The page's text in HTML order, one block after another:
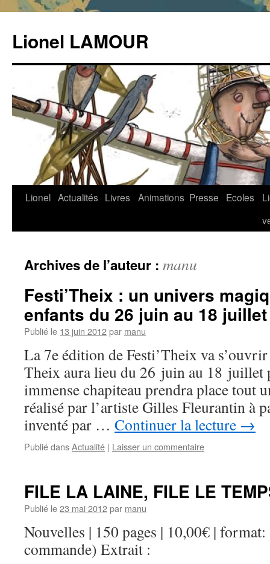
contenu
Lionel LAMOUR
Lionel Actualités Livres Animations Presse Ecoles
Archives de l’auteur : manu
Festi’Theix : un univers
enfants du 26 juin au 18
Publié le 13 juin 2012par manu
La 7e édition de Festi’Theix va
Theix aura lieu du 26 juin au 18 juillet
immense chapiteau prendra place tout
réalisé par l’artiste Gilles Fleurantin à
inventé par … Continuer la lecture →
Publié dansActualité | Laisser un commentaire
FILE LA LAINE, FILE LE
Publié le23 mai 2012par manu
Nouvelles | 150 pages | 10,00€ |
commande) Extrait :